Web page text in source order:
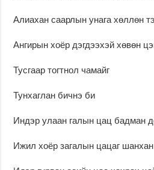
Алиахан саарлын унага хөллөн
Ангирын хоёр дэгдээхэй хөвөн
Тусгаар тогтнол чамайг
Тунхаглан бичнэ би
Индэр улаан галын цац бадман
Ижил хоёр загалын цацаг